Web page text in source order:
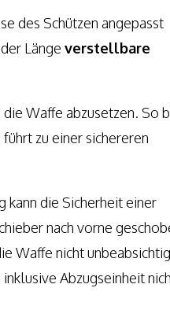
des Schützen angepasst
Länge verstellbare
Waffe abzusetzen. So
zu einer sichereren
kann die Sicherheit einer
nach vorne
Waffe nicht
Abzugseinheit